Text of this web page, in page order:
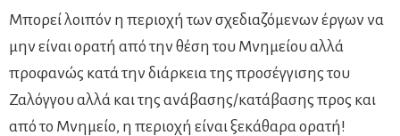
Μπορεί λοιπόν η περιοχή των σχεδιαζόμενων έργων να
μην είναι ορατή από την θέση του Μνημείου αλλά
προφανώς κατά την διάρκεια της προσέγγισης του
Ζαλόγγου αλλά και της ανάβασης/κατάβασης προς και
από το Μνημείο, η περιοχή είναι ξεκάθαρα ορατή!